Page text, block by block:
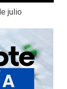
julio